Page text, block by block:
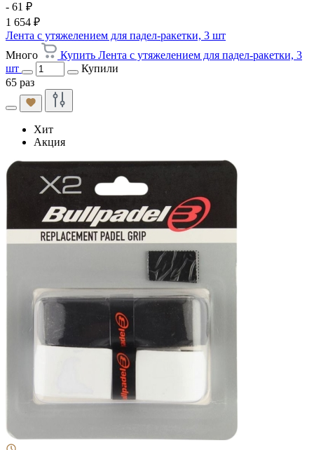
- 61 ₽
1 654 ₽
Лента с утяжелением для падел-ракетки, 3 шт
Много
Купить Лента с утяжелением для падел-ракетки, 3
шт
Купили
65 раз
Хит
Акция